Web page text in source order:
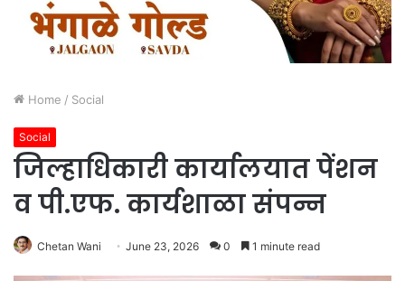
Home / Social
Social
जिल्हाधिकारी कार्यालयात पेंशन
व पी.एफ. कार्यशाळा संपन्न
Chetan Wani June 23, 2026 0 1 minute read